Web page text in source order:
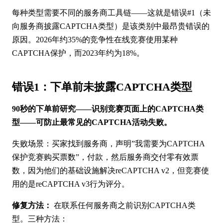
每种类型需要不同的服务商工具链——这就是错误#1（未
向服务商披露CAPTCHA类型）是该类别中最昂贵错误的
原因。2026年约35%的竞争性在线竞赛使用某种
CAPTCHA保护，而2023年约为18%。
错误1：下单前未披露CAPTCHA类型
90秒的下单前研究——识别竞赛页面上的CAPTCHA类
型——可防止最常见的CAPTCHA活动失败。
失败场景：买家找到服务商，声明”我需要为CAPTCHA
保护竞赛购买票数”，付款，然后服务商交付零有效票
数，因为他们的基础设施解决reCAPTCHA v2，但竞赛使
用的是reCAPTCHA v3行为评分。
修复方法： 在联系任何服务商之前识别CAPTCHA类
型。三种方法：